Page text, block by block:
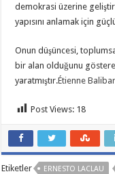
demokrasi üzerine
yapısını anlamak için
Onun düşüncesi,
bir alan olduğunu
yaratmıştır.Étienne
Post Views: 18
Etiketler ERNESTO LACLAU